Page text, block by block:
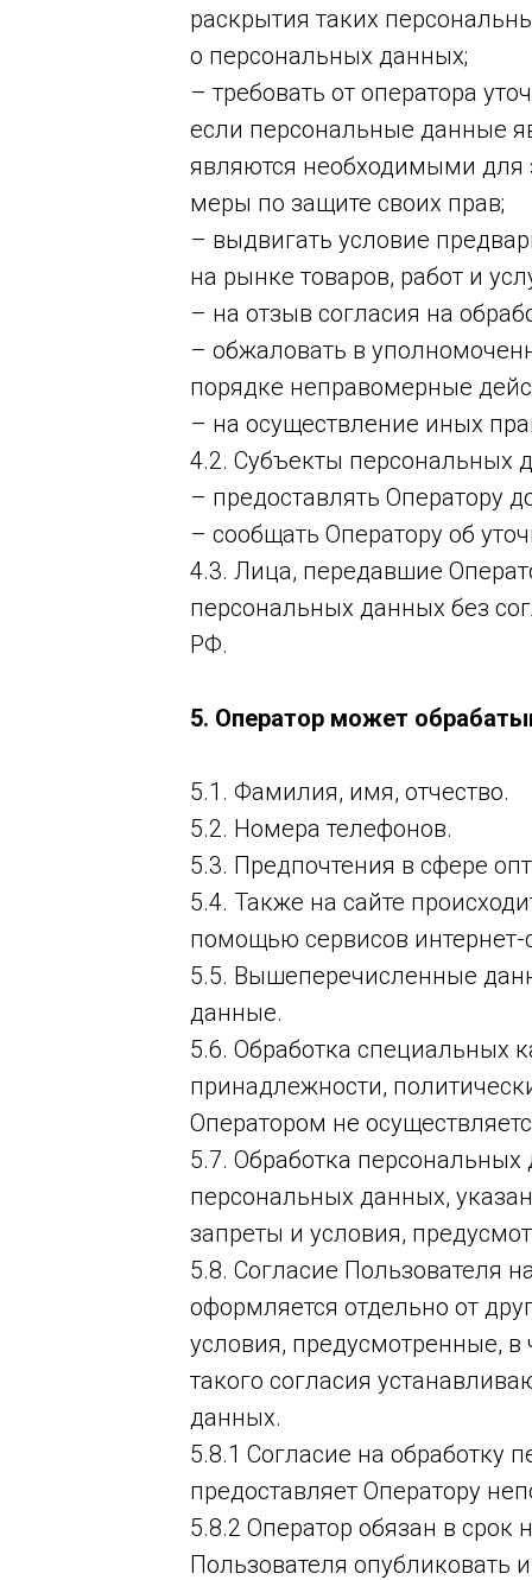
раскрытия таких
о персональных данных;
– требовать от оператора
если персональные данные
являются необходимыми для
меры по защите своих прав;
– выдвигать условие
на рынке товаров, работ и
– на отзыв согласия на
– обжаловать в
порядке неправомерные
– на осуществление иных
4.2. Субъекты персональных
– предоставлять Оператору
– сообщать Оператору об
4.3. Лица, передавшие
персональных данных без
РФ.
5. Оператор может
5.1. Фамилия, имя, отчество.
5.2. Номера телефонов.
5.3. Предпочтения в сфере
5.4. Также на сайте
помощью сервисов интернет-
5.5. Вышеперечисленные
данные.
5.6. Обработка специальных
принадлежности,
Оператором не
5.7. Обработка
персональных данных,
запреты и условия,
5.8. Согласие Пользователя
оформляется отдельно от
условия, предусмотренные,
такого согласия
данных.
5.8.1 Согласие на обработку
предоставляет Оператору
5.8.2 Оператор обязан в срок
Пользователя опубликовать